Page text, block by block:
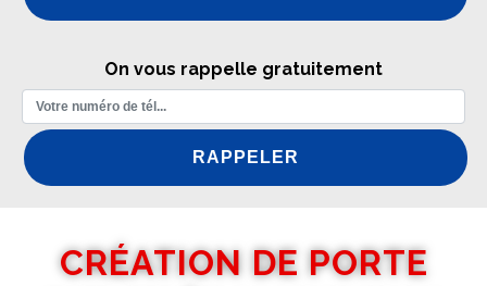
On vous rappelle gratuitement
CRÉATION DE PORTE